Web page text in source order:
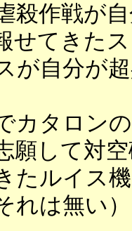
殺作戦が
せてきた
が自分が
カタロン
願して対
たルイス
れは無い